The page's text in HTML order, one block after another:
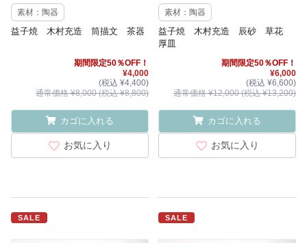
素材：陶器
益子焼 木村充造 筒描文 茶器
期間限定50％OFF！
¥4,000
(税込 ¥4,400)
通常価格 ¥8,000 (税込 ¥8,800)
カゴに入れる
お気に入り
素材：陶器
益子焼 木村充造 辰砂 草花
厚皿
期間限定50％OFF！
¥6,000
(税込 ¥6,600)
通常価格 ¥12,000 (税込 ¥13,200)
カゴに入れる
お気に入り
SALE SALE